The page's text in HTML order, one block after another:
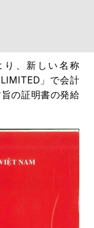
、新しい名称
」で会計
の証明書の発給